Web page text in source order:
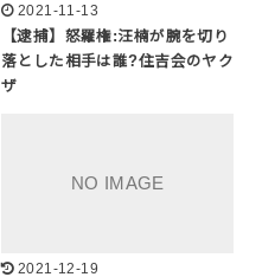
2021-11-13
【逮捕】怒羅権:汪楠が腕を切り
落とした相手は誰?住吉会のヤク
ザ
2021-12-19